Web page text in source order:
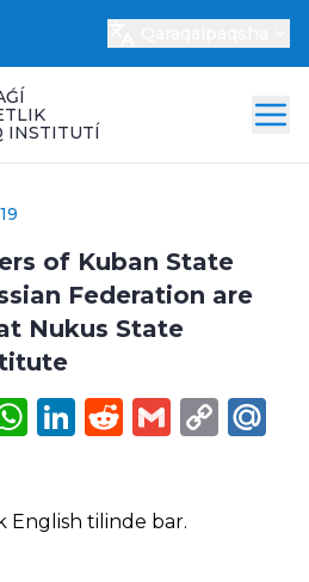
INSTITUTÍ
of Kuban State
Federation are
Nukus State
WhatsApp
LinkedIn
Reddit
Gmail
English tilinde bar.